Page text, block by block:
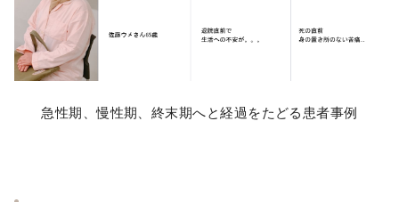
急性期、慢性期、終末期へと経過をたどる患者事例